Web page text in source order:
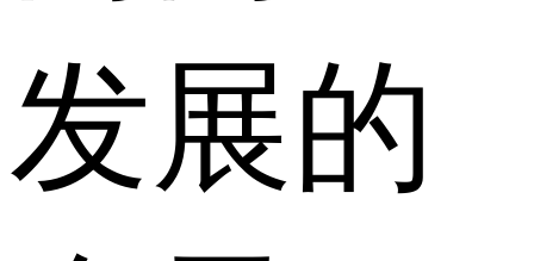
发展的